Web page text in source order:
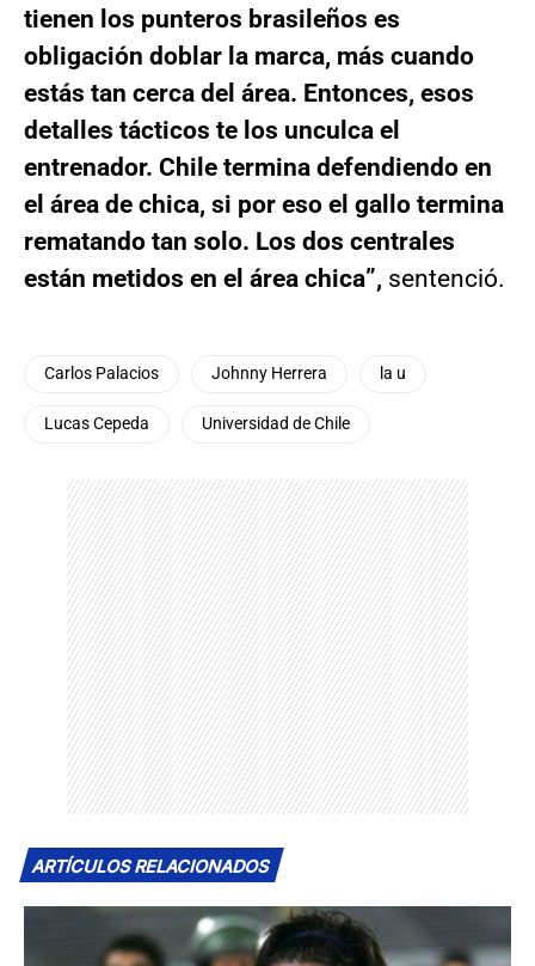
tienen los punteros brasileños es
obligación doblar la marca, más cuando
estás tan cerca del área. Entonces, esos
detalles tácticos te los unculca el
entrenador. Chile termina defendiendo en
el área de chica, si por eso el gallo termina
rematando tan solo. Los dos centrales
están metidos en el área chica”, sentenció.
Carlos Palacios Johnny Herrera la u
Lucas Cepeda Universidad de Chile
ARTÍCULOS RELACIONADOS